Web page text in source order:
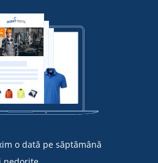
o dată pe săptămână